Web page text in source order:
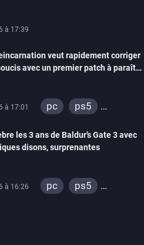
à 17:39
veut rapidement corriger
avec un premier patch à paraître
à 17:01 pc
ps5
les 3 ans de Baldur’s Gate 3 avec
disons, surprenantes
à 16:26 pc
ps5